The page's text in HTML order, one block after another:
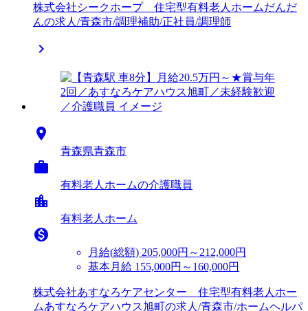
株式会社シークホープ 住宅型有料老人ホームだんだ
んの求人/青森市/調理補助/正社員/調理師


青森県青森市

有料老人ホームの介護職員
location_city
有料老人ホーム

月給(総額) 205,000円～212,000円
基本月給 155,000円～160,000円
株式会社あすなろケアセンター 住宅型有料老人ホー
ムあすなろケアハウス旭町の求人/青森市/ホームヘルパ